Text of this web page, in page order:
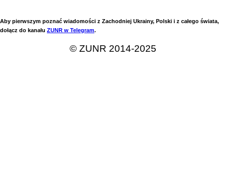
Aby pierwszym poznać wiadomości z Zachodniej Ukrainy, Polski i z całego świata,
dołącz do kanału ZUNR w Telegram.
© ZUNR 2014-2025